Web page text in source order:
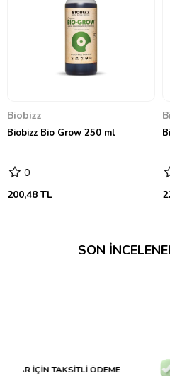
Biobizz
Biobizz Bio Grow 250 ml
0
200,48 TL
SON
İÇİN TAKSİTLİ ÖDEME